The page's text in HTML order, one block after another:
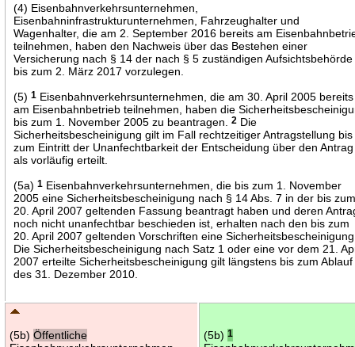
(4) Eisenbahnverkehrsunternehmen,
Eisenbahninfrastrukturunternehmen, Fahrzeughalter und
Wagenhalter, die am 2. September 2016 bereits am
teilnehmen, haben den Nachweis über das Bestehen einer
Versicherung nach § 14 der nach § 5 zuständigen Aufsichtsbehörde
bis zum 2. März 2017 vorzulegen.
(5)1 Eisenbahnverkehrsunternehmen, die am 30. April 2005 bereits
am Eisenbahnbetrieb teilnehmen, haben die
bis zum 1. November 2005 zu beantragen.2 Die
Sicherheitsbescheinigung gilt im Fall rechtzeitiger Antragstellung bis
zum Eintritt der Unanfechtbarkeit der Entscheidung über den Antrag
als vorläufig erteilt.
(5a)1 Eisenbahnverkehrsunternehmen, die bis zum 1. November
2005 eine Sicherheitsbescheinigung nach § 14 Abs. 7 in der bis
20. April 2007 geltenden Fassung beantragt haben und deren
noch nicht unanfechtbar beschieden ist, erhalten nach den bis zum
20. April 2007 geltenden Vorschriften eine
Die Sicherheitsbescheinigung nach Satz 1 oder eine vor dem 21.
2007 erteilte Sicherheitsbescheinigung gilt längstens bis zum Ablauf
des 31. Dezember 2010.
(5b)Öffentliche
(5b)1